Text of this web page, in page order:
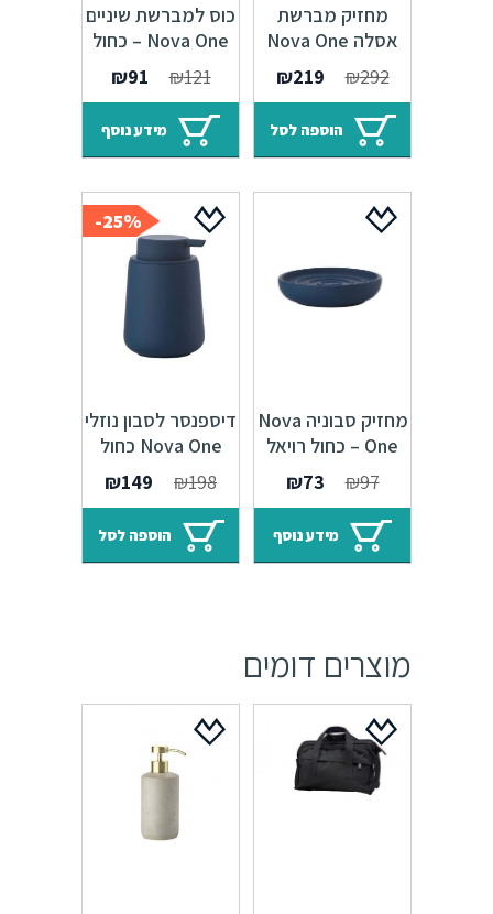
מחזיק מברשת
אסלה Nova One
כחול רויאל
₪292
המחיר
המקורי
היה:
₪292.
₪219
הנוכחי
הוא:
₪219.
הוספה לסל
כוס למברשת שיניים
Nova One – כחול
רויאל₪121
המחיר
המקורי
היה:
₪121.
₪91
הנוכחי
הוא:
₪91.
מידע נוסף
מחזיק סבוניה Nova
One – כחול רויאל
₪97
המחיר
המקורי
היה:
₪97.
₪73
הנוכחי
הוא:
₪73.
מידע נוסף
25%-
דיספנסר לסבון נוזלי
Nova One כחול
רויאל ₪198
המחיר
המקורי
היה:
₪198.
₪149
הנוכחי
הוא:
₪149.
הוספה לסל
מוצרים דומים